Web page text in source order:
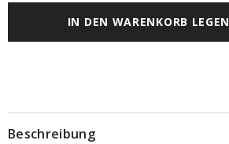
IN DEN WARENKORB LEGEN
Beschreibung